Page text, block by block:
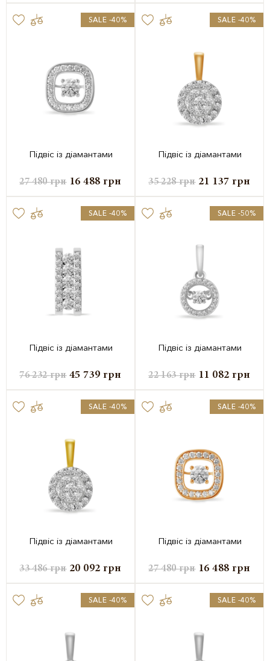
SALE -40%
Підвіс із діамантами
27 480грн 16 488 грн
SALE -40%
Підвіс із діамантами
35 228грн 21 137 грн
SALE -40%
Підвіс із діамантами
76 232грн 45 739 грн
SALE -50%
Підвіс із діамантами
22 163грн 11 082 грн
SALE -40%
Підвіс із діамантами
33 486грн 20 092 грн
SALE -40%
Підвіс із діамантами
27 480грн 16 488 грн
SALE -40% SALE -40%